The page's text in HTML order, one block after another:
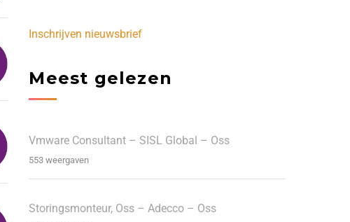
Inschrijven nieuwsbrief
Meest gelezen
Vmware Consultant – SISL Global – Oss
553 weergaven
Storingsmonteur, Oss – Adecco – Oss